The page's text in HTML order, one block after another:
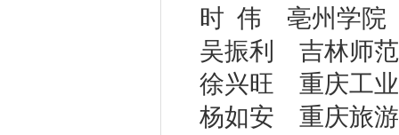
时 伟 亳州学院
吴振利 吉林师范
徐兴旺 重庆工业
杨如安 重庆旅游